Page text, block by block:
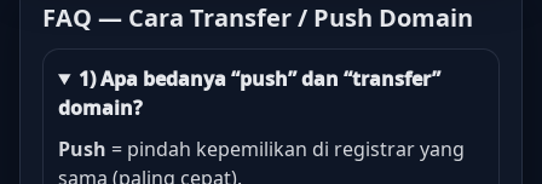
FAQ — Cara Transfer / Push Domain
1) Apa bedanya “push” dan “transfer”
domain?
Push = pindah kepemilikan di registrar yang
sama (paling cepat).